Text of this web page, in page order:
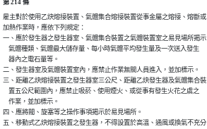
第 214 條
雇主對於使用乙炔熔接裝置、氣體集合熔接裝置從事金屬之熔接、熔斷或
加熱作業時，應依下列規定：
一、應於發生器之發生器室、氣體集合裝置之氣體裝置室之易見場所揭示
    氣體種類、氣體最大儲存量、每小時氣體平均發生量及一次送入發生
    器內之電石量等。
二、發生器室及氣體裝置室內，應禁止作業無關人員進入，並加標示。
三、距離乙炔熔接裝置之發生器室三公尺、距離乙炔發生器及氣體集合裝
    置五公尺範圍內，應禁止吸菸、使用煙火、或從事有發生火花之虞之
    作業，並加標示。
四、應將閥、旋塞等之操作事項揭示於易見場所。
五、移動式乙炔熔接裝置之發生器，不得設置於高溫、通風或換氣不充分